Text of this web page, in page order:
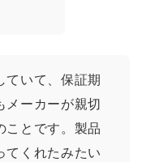
ていて、保証期
メーカーが親切
ことです。製品
てくれたみたい